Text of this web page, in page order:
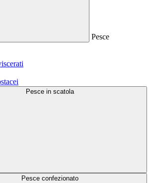
Pesce
Pesce in scatola
Pesce confezionato